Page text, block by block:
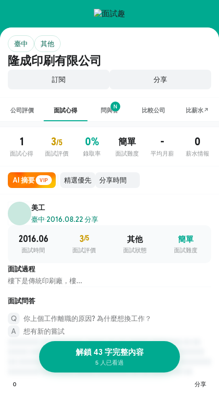
隆成印刷有限公司
臺中 其他
訂閱 分享
公司評價 面試心得 問與答
N
比較公司 比薪水↗
1
面試心得
3/5
面試評價
0%
錄取率
簡單
面試難度
-
平均月薪
0
薪水情報
AI 摘要 VIP
美工
臺中·2016.08.22 分享
2016.06
面試時間
3/5
面試評價
其他
面試狀態
簡單
面試難度
面試過程
樓下是傳統印刷廠，樓...
面試問答
你上個工作離職的原因? 為什麼想換工作？
想有新的嘗試
解鎖 43 字完整內容
5 人已看過
0 分享